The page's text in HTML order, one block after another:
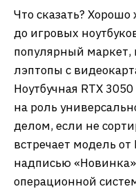
Что сказать?
до игровых
популярный маркет,
лэптопы с
Ноутбучная RTX
на роль
делом, если не
встречает модель
надписью
операционной